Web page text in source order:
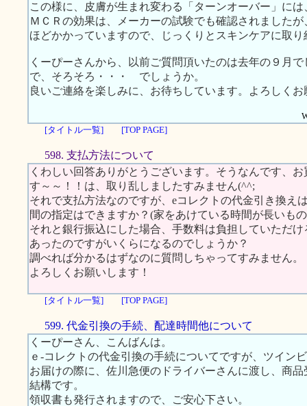
この様に、皮膚が生まれ変わる「ターンオーバー」に
ＭＣＲの効果は、メーカーの試験でも確認されました
ほどかかっていますので、じっくりとスキンケアに取
くーぴーさんから、以前ご質問頂いたのは去年の９月
で、そろそろ・・・ でしょうか。
良いご連絡を楽しみに、お待ちしています。よろしく
[タイトル一覧]
[TOP PAGE]
598. 支払方法について
くわしい回答ありがとうございます。そうなんです、
す～～！！は、取り乱しましたすみません(^^;
それで支払方法なのですが、eコレクトの代金引き換え
間の指定はできますか？(家をあけている時間が長いも
それと銀行振込にした場合、手数料は負担していただ
あったのですがいくらになるのでしょうか？
調べれば分かるはずなのに質問しちゃってすみません。
よろしくお願いします！
[タイトル一覧] [TOP PAGE]
599. 代金引換の手続、配達時間他について
くーぴーさん、こんばんは。
ｅ-コレクトの代金引換の手続についてですが、ツイン
お届けの際に、佐川急便のドライバーさんに渡し、商
結構です。
領収書も発行されますので、ご安心下さい。